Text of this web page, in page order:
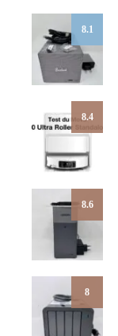
8.1
8.4
8.6
8